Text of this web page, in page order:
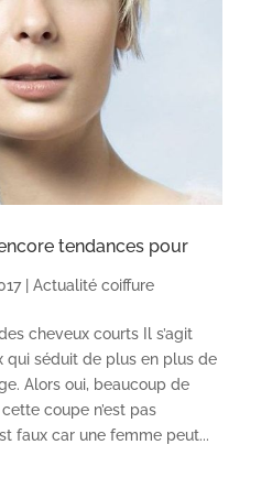
tendances pour
| Actualité coiffure
cheveux courts Il s’agit
qui séduit de plus en plus de
Alors oui, beaucoup de
coupe n’est pas
faux car une femme peut...